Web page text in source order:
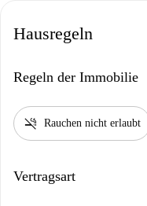
Hausregeln
Regeln der Immobilie
smoke_free Rauchen nicht erlaubt
Vertragsart